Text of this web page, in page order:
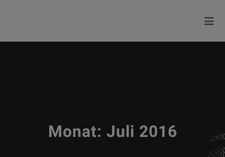
Monat: Juli 2016